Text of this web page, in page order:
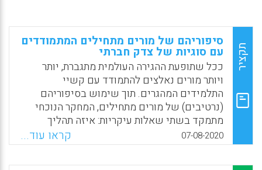
תקציר
סיפוריהם של מורים מתחילים המתמודדים
עם סוגיות של צדק חברתי
ככל שתופעת ההגירה העולמית מתגברת, יותר
ויותר מורים נאלצים להתמודד עם קשיי
התלמידים המהגרים. תוך שימוש בסיפוריהם
(נרטיבים) של מורים מתחילים, המחקר הנוכחי
מתמקד בשתי שאלות עיקריות: איזה תהליך
עוברים מורים מתחילים בהתמודדות עם עוולות
שנעשו כנגד תלמידיהם? כיצד הם מתנהגים
במקרים של אי-צדק חברתי שעולים בעבודתם?
07-08-2020 קראו עוד...